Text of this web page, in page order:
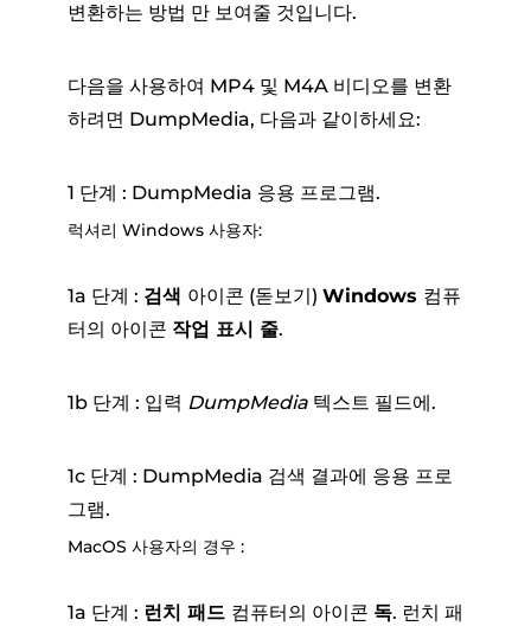
변환하는 방법 만 보여줄 것입니다.
다음을 사용하여 MP4 및 M4A 비디오를 변환
하려면 DumpMedia, 다음과 같이하세요:
1 단계 : DumpMedia 응용 프로그램.
럭셔리 Windows 사용자:
1a 단계 : 검색 아이콘 (돋보기) Windows 컴퓨
터의 아이콘 작업 표시 줄.
1b 단계 : 입력 DumpMedia 텍스트 필드에.
1c 단계 : DumpMedia 검색 결과에 응용 프로
그램.
MacOS 사용자의 경우 :
1a 단계 : 런치 패드 컴퓨터의 아이콘 독. 런치 패